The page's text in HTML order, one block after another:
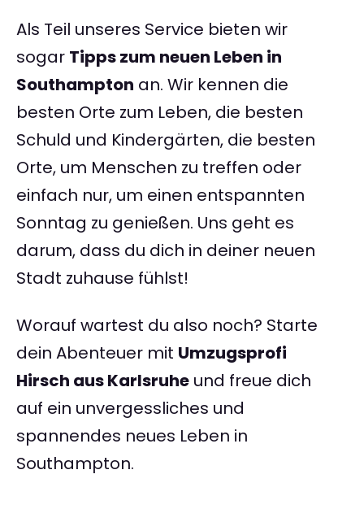
Als Teil unseres Service bieten wir
sogar Tipps zum neuen Leben in
Southampton an. Wir kennen die
besten Orte zum Leben, die besten
Schuld und Kindergärten, die besten
Orte, um Menschen zu treffen oder
einfach nur, um einen entspannten
Sonntag zu genießen. Uns geht es
darum, dass du dich in deiner neuen
Stadt zuhause fühlst!
Worauf wartest du also noch? Starte
dein Abenteuer mit Umzugsprofi
Hirsch aus Karlsruhe und freue dich
auf ein unvergessliches und
spannendes neues Leben in
Southampton.